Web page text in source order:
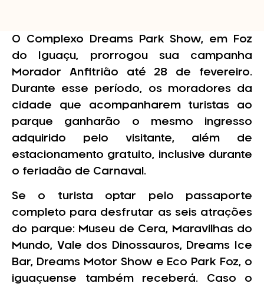
O Complexo Dreams Park Show, em Foz
do Iguaçu, prorrogou sua campanha
Morador Anfitrião até 28 de fevereiro.
Durante esse período, os moradores da
cidade que acompanharem turistas ao
parque ganharão o mesmo ingresso
adquirido pelo visitante, além de
estacionamento gratuito, inclusive durante
o feriadão de Carnaval.
Se o turista optar pelo passaporte
completo para desfrutar as seis atrações
do parque: Museu de Cera, Maravilhas do
Mundo, Vale dos Dinossauros, Dreams Ice
Bar, Dreams Motor Show e Eco Park Foz, o
iguaçuense também receberá. Caso o